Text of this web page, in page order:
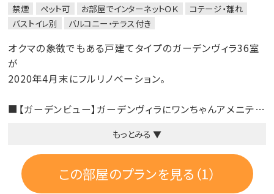
禁煙 ペット可 お部屋でインターネットＯＫ
コテージ・離れ
バストイレ別
バルコニー・テラス付き
オクマの象徴でもある戸建てタイプのガーデンヴィラ36室
が
2020年4月末にフルリノベーション。
■【ガーデンビュー】ガーデンヴィラにワンちゃんアメニティ
広々とした【ドックラン】を併設。
※設備・備品・ルームアメニティーはガーデンヴィラと同様
■ワンちゃん専用アメニティ
もっとみる ▼
この部屋のプランを見る（1）